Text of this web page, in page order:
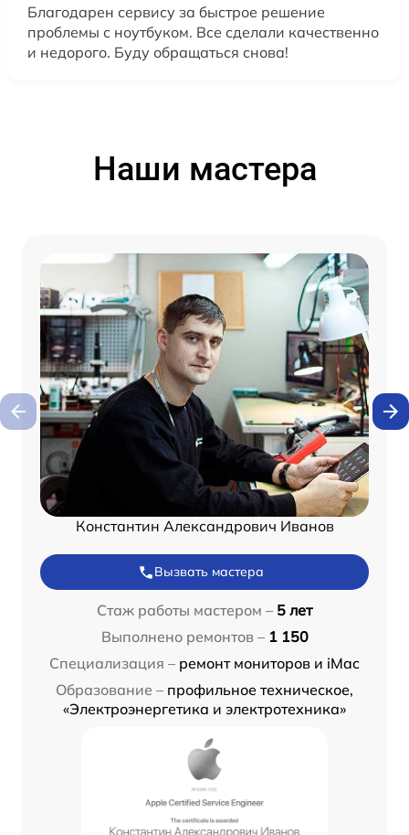
Благодарен сервису за быстрое решение
проблемы с ноутбуком. Все сделали качественно
и недорого. Буду обращаться снова!
Наши мастера
Константин Александрович Иванов
Вызвать мастера
Стаж работы мастером – 5 лет
Выполнено ремонтов – 1 150
Специализация – ремонт мониторов и iMac
Образование – профильное техническое,
«Электроэнергетика и электротехника»